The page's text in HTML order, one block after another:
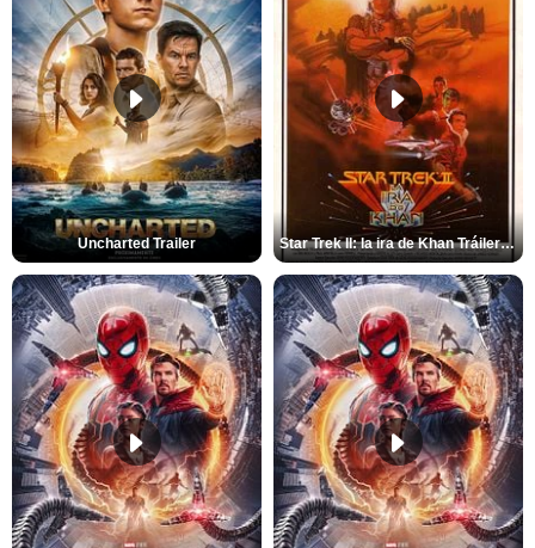
Uncharted Trailer Star Trek II: la ira de Khan Tráiler VO